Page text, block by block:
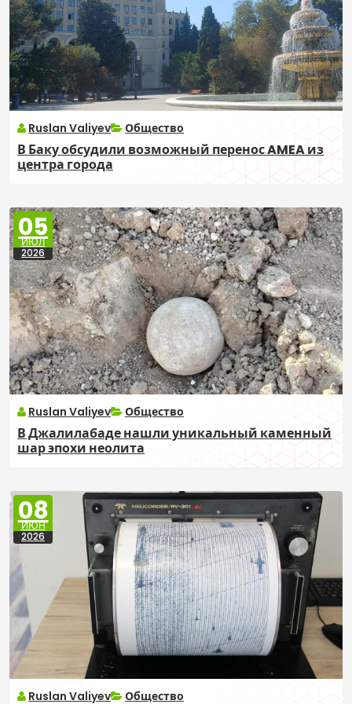
Ruslan Valiyev Общество
В Баку обсудили возможный перенос AMEA из
центра города
05
ИЮЛ
2026
Ruslan Valiyev Общество
В Джалилабаде нашли уникальный каменный
шар эпохи неолита
08
ИЮН
2026
Ruslan Valiyev Общество